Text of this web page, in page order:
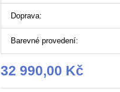
Doprava:
Barevné provedení:
32 990,00 Kč